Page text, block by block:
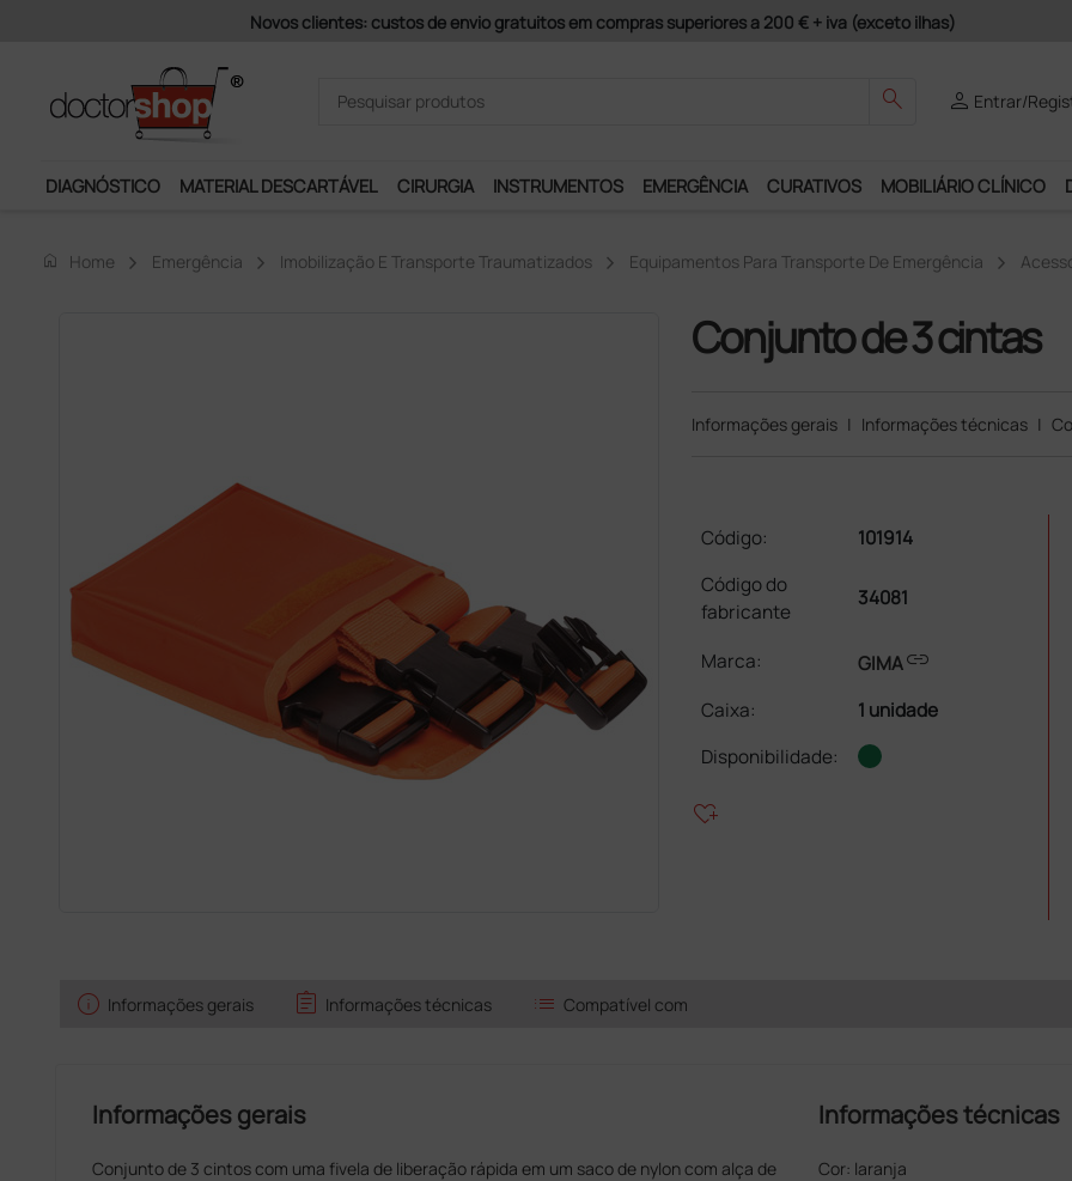
Pagamentos Seguros e Garantia de Satisfação!
search person Entrar/
DIAGNÓSTICO MATERIAL DESCARTÁVEL CIRURGIA INSTRUMENTOS EMERGÊNCIA CURATIVOS MOBILIÁRIO CLÍNICO
home Home Emergência Imobilização E Transporte Traumatizados Equipamentos Para Transporte De Emergência
Conjunto de 3 cintas
Informações gerais | Informações técnicas |
Código:
101914
Código do
fabricante
34081
Marca: GIMAlink
Caixa:
1 unidade
Disponibilidade:
heart_plus
info Informações gerais assignment Informações técnicas list Compatível com
Informações gerais
Conjunto de 3 cintos com uma fivela de liberação rápida em um saco de nylon com alça de
Informações técnicas
Cor: laranja